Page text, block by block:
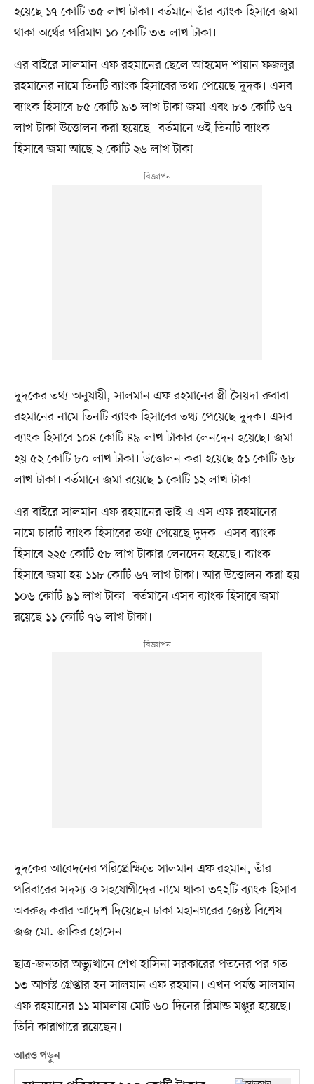
হয়েছে ১৭ কোটি ৩৫ লাখ টাকা। বর্তমানে তাঁর ব্যাংক হিসাবে জমা
থাকা অর্থের পরিমাণ ১০ কোটি ৩৩ লাখ টাকা।
এর বাইরে সালমান এফ রহমানের ছেলে আহমেদ শায়ান ফজলুর
রহমানের নামে তিনটি ব্যাংক হিসাবের তথ্য পেয়েছে দুদক। এসব
ব্যাংক হিসাবে ৮৫ কোটি ৯৩ লাখ টাকা জমা এবং ৮৩ কোটি ৬৭
লাখ টাকা উত্তোলন করা হয়েছে। বর্তমানে ওই তিনটি ব্যাংক
হিসাবে জমা আছে ২ কোটি ২৬ লাখ টাকা।
দুদকের তথ্য অনুযায়ী, সালমান এফ রহমানের স্ত্রী সৈয়দা রুবাবা
রহমানের নামে তিনটি ব্যাংক হিসাবের তথ্য পেয়েছে দুদক। এসব
ব্যাংক হিসাবে ১০৪ কোটি ৪৯ লাখ টাকার লেনদেন হয়েছে। জমা
হয় ৫২ কোটি ৮০ লাখ টাকা। উত্তোলন করা হয়েছে ৫১ কোটি ৬৮
লাখ টাকা। বর্তমানে জমা রয়েছে ১ কোটি ১২ লাখ টাকা।
এর বাইরে সালমান এফ রহমানের ভাই এ এস এফ রহমানের
নামে চারটি ব্যাংক হিসাবের তথ্য পেয়েছে দুদক। এসব ব্যাংক
হিসাবে ২২৫ কোটি ৫৮ লাখ টাকার লেনদেন হয়েছে। ব্যাংক
হিসাবে জমা হয় ১১৮ কোটি ৬৭ লাখ টাকা। আর উত্তোলন করা হয়
১০৬ কোটি ৯১ লাখ টাকা। বর্তমানে এসব ব্যাংক হিসাবে জমা
রয়েছে ১১ কোটি ৭৬ লাখ টাকা।
দুদকের আবেদনের পরিপ্রেক্ষিতে সালমান এফ রহমান, তাঁর
পরিবারের সদস্য ও সহযোগীদের নামে থাকা ৩৭২টি ব্যাংক হিসাব
অবরুদ্ধ করার আদেশ দিয়েছেন ঢাকা মহানগরের জ্যেষ্ঠ বিশেষ
জজ মো. জাকির হোসেন।
ছাত্র-জনতার অভ্যুত্থানে শেখ হাসিনা সরকারের পতনের পর গত
১৩ আগস্ট গ্রেপ্তার হন সালমান এফ রহমান। এখন পর্যন্ত সালমান
এফ রহমানের ১১ মামলায় মোট ৬০ দিনের রিমান্ড মঞ্জুর হয়েছে।
তিনি কারাগারে রয়েছেন।
আরও পড়ুন